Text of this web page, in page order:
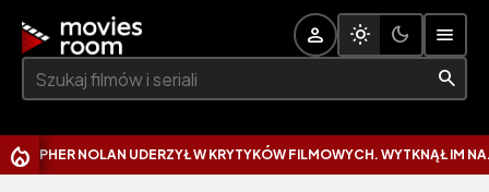
Szukaj:
NOLAN UDERZYŁ W KRYTYKÓW FILMOWYCH. WYTKNĄŁ IM